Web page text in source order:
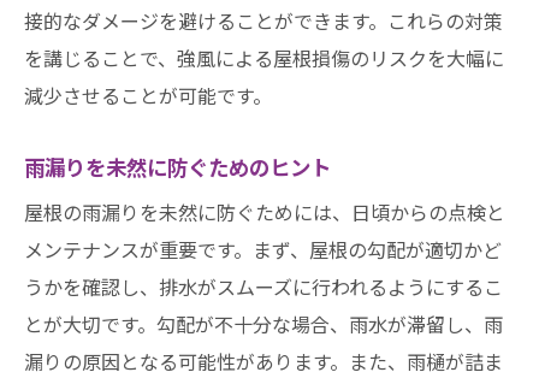
接的なダメージを避けることができます。これらの対策
を講じることで、強風による屋根損傷のリスクを大幅に
減少させることが可能です。
雨漏りを未然に防ぐためのヒント
屋根の雨漏りを未然に防ぐためには、日頃からの点検と
メンテナンスが重要です。まず、屋根の勾配が適切かど
うかを確認し、排水がスムーズに行われるようにするこ
とが大切です。勾配が不十分な場合、雨水が滞留し、雨
漏りの原因となる可能性があります。また、雨樋が詰ま